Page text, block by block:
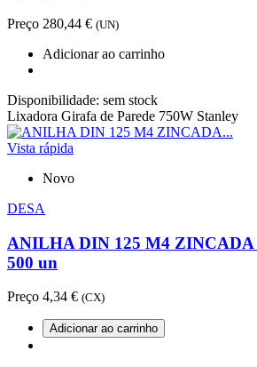
Preço 280,44 € (UN)
Adicionar ao carrinho
Disponibilidade: sem stock
Lixadora Girafa de Parede 750W Stanley
Vista rápida
Novo
DESA
ANILHA DIN 125 M4 ZINCADA
500 un
Preço 4,34 € (CX)
Adicionar ao carrinho